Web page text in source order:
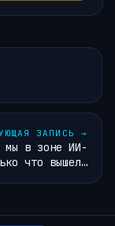
ЗАПИСЬ →
мы в зоне ИИ-
что вышел…